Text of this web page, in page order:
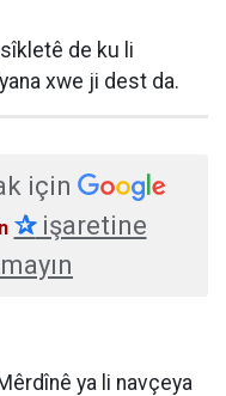
de ku li
xwe ji dest da.
için
✰işaretine
ya li navçeya